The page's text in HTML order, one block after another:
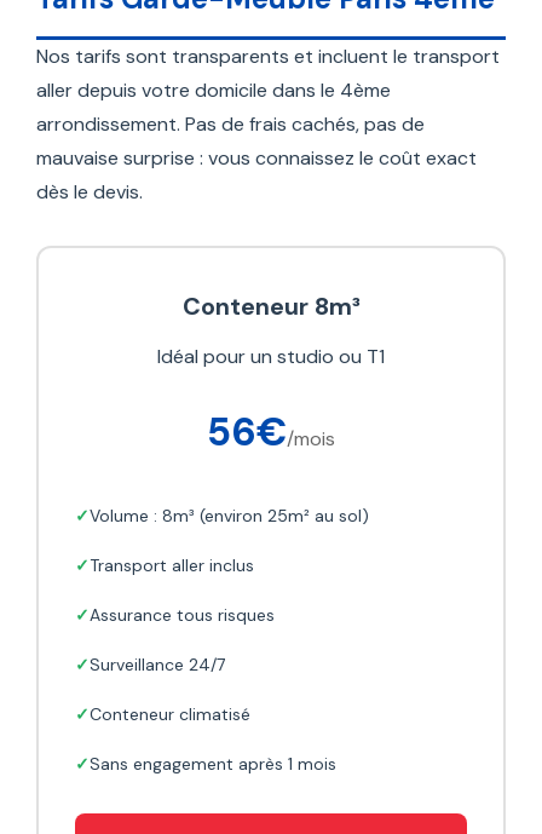
Nos tarifs sont transparents et incluent le transport
aller depuis votre domicile dans le 4ème
arrondissement. Pas de frais cachés, pas de
mauvaise surprise : vous connaissez le coût exact
dès le devis.
Conteneur 8m³
Idéal pour un studio ou T1
56€/mois
Volume : 8m³ (environ 25m² au sol)
Transport aller inclus
Assurance tous risques
Surveillance 24/7
Conteneur climatisé
Sans engagement après 1 mois